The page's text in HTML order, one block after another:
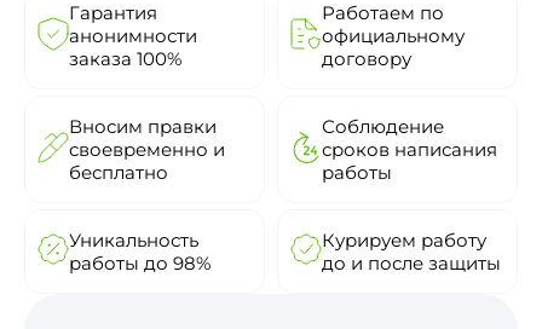
Гарантия
анонимности
заказа 100%
Работаем по
официальному
договору
Вносим правки
своевременно и
бесплатно
Соблюдение
сроков написания
работы
Уникальность
работы до 98%
Курируем работу
до и после защиты